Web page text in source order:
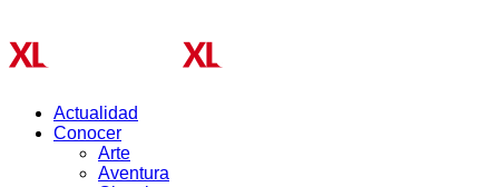
Actualidad
Conocer
Arte
Aventura